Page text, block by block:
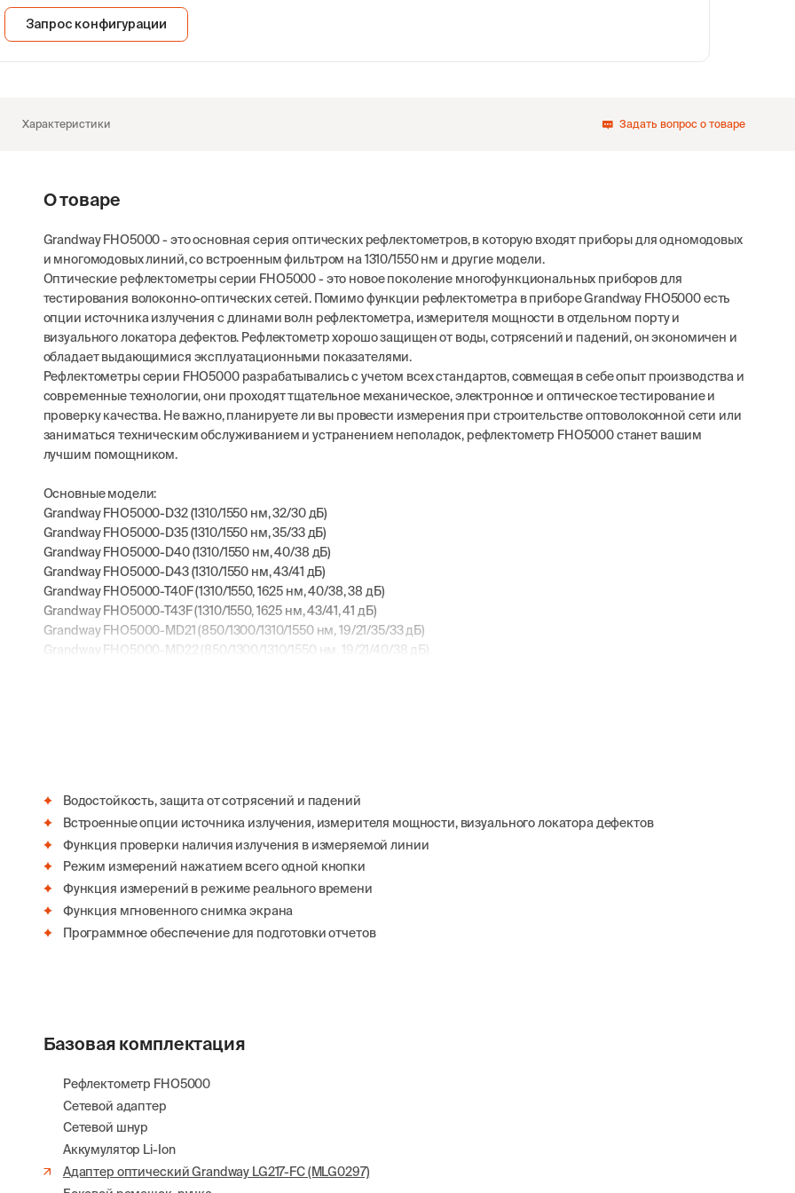
362
в наличии
1 140
в наличии
Запрос конфигурации
Характеристики Задать вопрос о товаре
О товаре
Grandway FHO5000 - это основная серия оптических рефлектометров, в которую входят приборы для одномодовых
и многомодовых линий, со встроенным фильтром на 1310/1550 нм и другие модели.
Оптические рефлектометры серии FHO5000 - это новое поколение многофункциональных приборов для
тестирования волоконно-оптических сетей. Помимо функции рефлектометра в приборе Grandway FHO5000 есть
опции источника излучения с длинами волн рефлектометра, измерителя мощности в отдельном порту и
визуального локатора дефектов. Рефлектометр хорошо защищен от воды, сотрясений и падений, он экономичен и
обладает выдающимися эксплуатационными показателями.
Рефлектометры серии FHO5000 разрабатывались с учетом всех стандартов, совмещая в себе опыт производства и
современные технологии, они проходят тщательное механическое, электронное и оптическое тестирование и
проверку качества. Не важно, планируете ли вы провести измерения при строительстве оптоволоконной сети или
заниматься техническим обслуживанием и устранением неполадок, рефлектометр FHO5000 станет вашим
лучшим помощником.
Основные модели:
Grandway FHO5000-D32 (1310/1550 нм, 32/30 дБ)
Grandway FHO5000-D35 (1310/1550 нм, 35/33 дБ)
Grandway FHO5000-D40 (1310/1550 нм, 40/38 дБ)
Grandway FHO5000-D43 (1310/1550 нм, 43/41 дБ)
Grandway FHO5000-T40F (1310/1550, 1625 нм, 40/38, 38 дБ)
Grandway FHO5000-T43F (1310/1550, 1625 нм, 43/41, 41 дБ)
Grandway FHO5000-MD21 (850/1300/1310/1550 нм, 19/21/35/33 дБ)
Grandway FHO5000-MD22 (850/1300/1310/1550 нм, 19/21/40/38 дБ)
Водостойкость, защита от сотрясений и падений
Встроенные опции источника излучения, измерителя мощности, визуального локатора дефектов
Функция проверки наличия излучения в измеряемой линии
Режим измерений нажатием всего одной кнопки
Функция измерений в режиме реального времени
Функция мгновенного снимка экрана
Программное обеспечение для подготовки отчетов
Базовая комплектация
Рефлектометр FHO5000
Сетевой адаптер
Сетевой шнур
Аккумулятор Li-Ion
Адаптер оптический Grandway LG217-FC (MLG0297)